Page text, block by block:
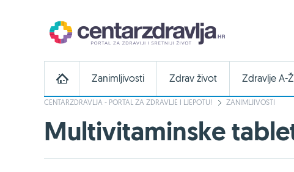
Zanimljivosti Zdrav život Zdravlje A-Ž
CENTARZDRAVLJA - PORTAL ZA ZDRAVLJE I LJEPOTU! ZANIMLJIVOSTI
Multivitaminske